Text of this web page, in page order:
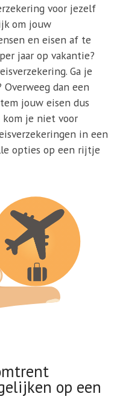
voor jezelf
om jouw
en eisen af te
jaar op vakantie?
Ga je
dan een
jouw eisen dus
kom je niet voor
in een
opties op een rijtje
op een